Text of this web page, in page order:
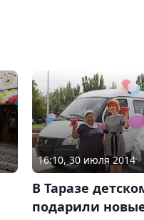
16:10, 30 июля 2014
В Таразе
подарили